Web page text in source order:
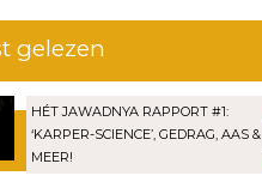
gelezen
HÉT JAWADNYA RAPPORT #1:
‘KARPER-SCIENCE’, GEDRAG, AAS &
MEER!